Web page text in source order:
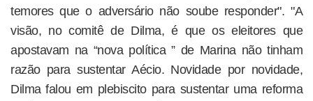
temores que o adversário não soube responder". "A
visão, no comitê de Dilma, é que os eleitores que
apostavam na “nova política ” de Marina não tinham
razão para sustentar Aécio. Novidade por novidade,
Dilma falou em plebiscito para sustentar uma reforma